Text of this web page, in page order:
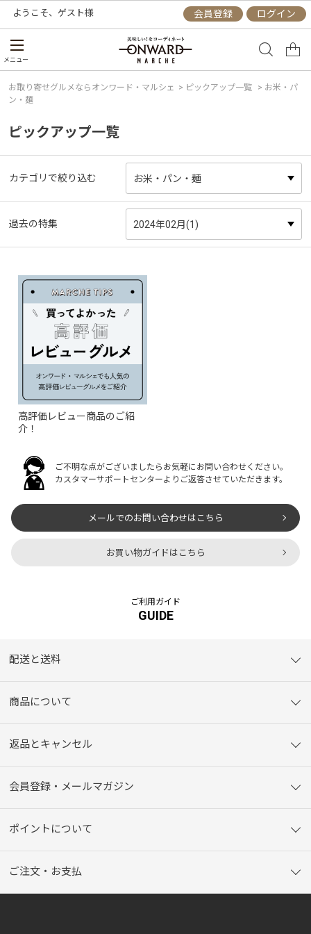
ようこそ、 ゲスト様 会員登録 ログイン
メニュー
お取り寄せグルメならオンワード・マルシェ > ピックアップ一覧
> お米・パ
ン・麺
ピックアップ一覧
カテゴリで絞り込む
過去の特集
高評価レビュー商品のご紹
介！
ご不明な点がございましたらお気軽にお問い合わせください。
カスタマーサポートセンターよりご返答させていただきます。
メールでのお問い合わせはこちら
お買い物ガイドはこちら
ご利用ガイド
GUIDE
配送と送料
商品について
返品とキャンセル
会員登録・メールマガジン
ポイントについて
ご注文・お支払